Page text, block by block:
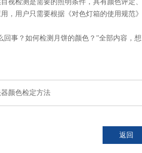
视检测是需要的照明条件，具有颜色评定
，用户只需要根据《对色灯箱的使用规范
回事？如何检测月饼的颜色？”全部内容，
颜色检定方法
返回